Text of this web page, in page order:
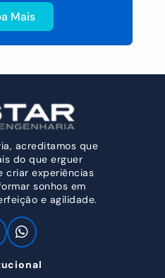
Mais
acreditamos que
do que erguer
criar experiências
sonhos em
e agilidade.